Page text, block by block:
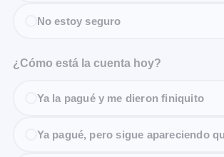
No estoy seguro
¿Cómo está la cuenta hoy?
Ya la pagué y me dieron finiquito
Ya pagué, pero sigue apareciendo